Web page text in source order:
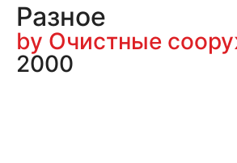
Разное
by Очистные
2000